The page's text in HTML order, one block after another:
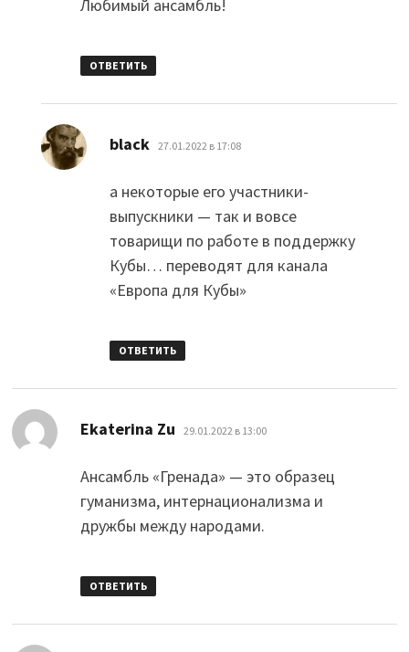
Любимый ансамбль!
ОТВЕТИТЬ
black: 27.01.2022 в 17:08
а некоторые его участники-
выпускники — так и вовсе
товарищи по работе в поддержку
Кубы… переводят для канала
«Европа для Кубы»
ОТВЕТИТЬ
Ekaterina Zu 29.01.2022 в 13:00
Ансамбль «Гренада» — это образец
гуманизма, интернационализма и
дружбы между народами.
ОТВЕТИТЬ